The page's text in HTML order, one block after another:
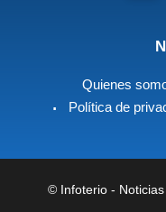
Quienes
Política de
© Infoterio -